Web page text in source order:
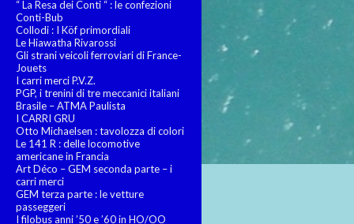
“ La Resa dei Conti “ : le confezioni
Conti-Bub
Collodi : I Köf primordiali
Le Hiawatha Rivarossi
Gli strani veicoli ferroviari di France-
Jouets
I carri merci P.V.Z.
PGP, i trenini di tre meccanici italiani
Brasile – ATMA Paulista
I CARRI GRU
Otto Michaelsen : tavolozza di colori
Le 141 R : delle locomotive
americane in Francia
Art Déco – GEM seconda parte – i
carri merci
GEM terza parte : le vetture
passeggeri
I filobus anni ’50 e ’60 in HO/OO